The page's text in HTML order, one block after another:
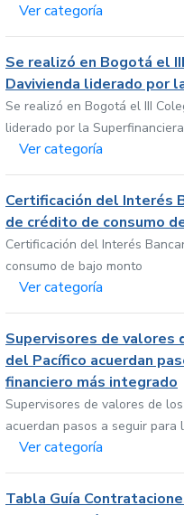
Ver categoría
Se realizó en Bogotá el
Davivienda liderado por
Se realizó en Bogotá el III
liderado por la Superfinanciera
Ver categoría
Certificación del Interés
de crédito de consumo
Certificación del Interés
consumo de bajo monto
Ver categoría
Supervisores de valores
del Pacífico acuerdan
financiero más integrado
Supervisores de valores de
acuerdan pasos a seguir
Ver categoría
Tabla Guía